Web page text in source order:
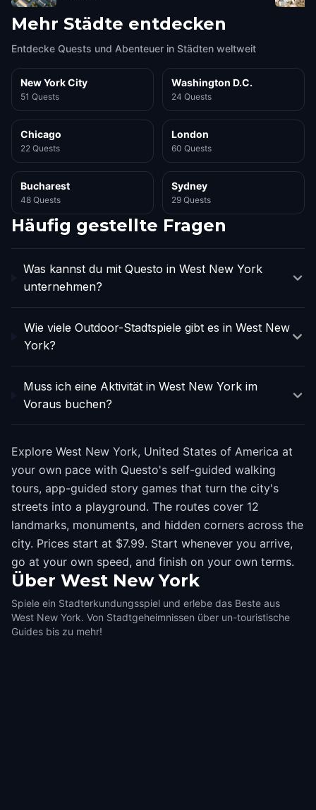
Mehr Städte entdecken
Entdecke Quests und Abenteuer in Städten weltweit
New York City
51 Quests
Washington D.C.
24 Quests
Chicago
22 Quests
London
60 Quests
Bucharest
48 Quests
Sydney
29 Quests
Häufig gestellte Fragen
Was kannst du mit Questo in West New York
unternehmen?
Wie viele Outdoor-Stadtspiele gibt es in West New
York?
Muss ich eine Aktivität in West New York im
Voraus buchen?
Explore West New York, United States of America at
your own pace with Questo's self-guided walking
tours, app-guided story games that turn the city's
streets into a playground. The routes cover 12
landmarks, monuments, and hidden corners across the
city. Prices start at $7.99. Start whenever you arrive,
go at your own speed, and finish on your own terms.
Über West New York
Spiele ein Stadterkundungsspiel und erlebe das Beste aus
West New York. Von Stadtgeheimnissen über un-touristische
Guides bis zu mehr!